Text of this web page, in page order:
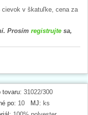
cievok v škatuľke, cena za
Prosím registrujte sa,
tovaru: 31022/300
po: 10 MJ: ks